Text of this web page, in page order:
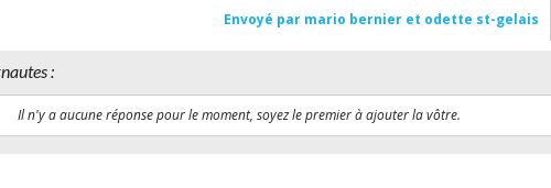
Envoyé par mario bernier et odette st-gelais
:
Il n'y a aucune réponse pour le moment, soyez le premier à ajouter la vôtre.